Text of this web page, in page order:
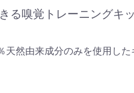
る嗅覚トレーニングキ
然由来成分のみを使用した